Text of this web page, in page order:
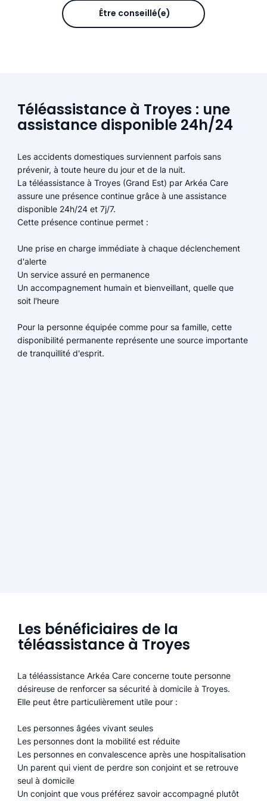
Être conseillé(e)
Téléassistance à Troyes : une
assistance disponible 24h/24
Les accidents domestiques surviennent parfois sans
prévenir, à toute heure du jour et de la nuit.
La téléassistance à Troyes (Grand Est) par Arkéa Care
assure une présence continue grâce à une assistance
disponible 24h/24 et 7j/7.
Cette présence continue permet :
Une prise en charge immédiate à chaque déclenchement
d'alerte
Un service assuré en permanence
Un accompagnement humain et bienveillant, quelle que
soit l'heure
Pour la personne équipée comme pour sa famille, cette
disponibilité permanente représente une source importante
de tranquillité d'esprit.
Les bénéficiaires de la
téléassistance à Troyes
La téléassistance Arkéa Care concerne toute personne
désireuse de renforcer sa sécurité à domicile à Troyes.
Elle peut être particulièrement utile pour :
Les personnes âgées vivant seules
Les personnes dont la mobilité est réduite
Les personnes en convalescence après une hospitalisation
Un parent qui vient de perdre son conjoint et se retrouve
seul à domicile
Un conjoint que vous préférez savoir accompagné plutôt